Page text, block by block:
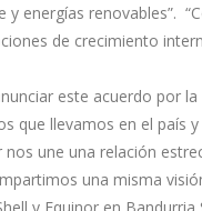
y energías renovables”.
de crecimiento
este acuerdo por
que llevamos en el país
une una relación
una misma